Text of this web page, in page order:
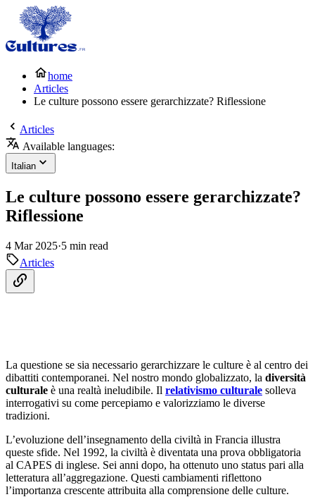
home
Articles
Le culture possono essere gerarchizzate? Riflessione
Articles
Available languages:
Italian
Le culture possono essere gerarchizzate?
Riflessione
4 Mar 2025·5 min read
Articles
La questione se sia necessario gerarchizzare le culture è al centro dei
dibattiti contemporanei. Nel nostro mondo globalizzato, la diversità
culturale è una realtà ineludibile. Il relativismo culturale solleva
interrogativi su come percepiamo e valorizziamo le diverse
tradizioni.
L’evoluzione dell’insegnamento della civiltà in Francia illustra
queste sfide. Nel 1992, la civiltà è diventata una prova obbligatoria
al CAPES di inglese. Sei anni dopo, ha ottenuto uno status pari alla
letteratura all’aggregazione. Questi cambiamenti riflettono
l’importanza crescente attribuita alla comprensione delle culture.